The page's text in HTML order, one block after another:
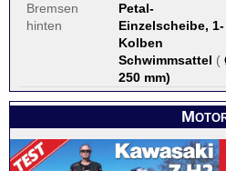
Bremsen
hinten
Petal-
Einzelscheibe, 1-
Kolben
Schwimmsattel (
250 mm)